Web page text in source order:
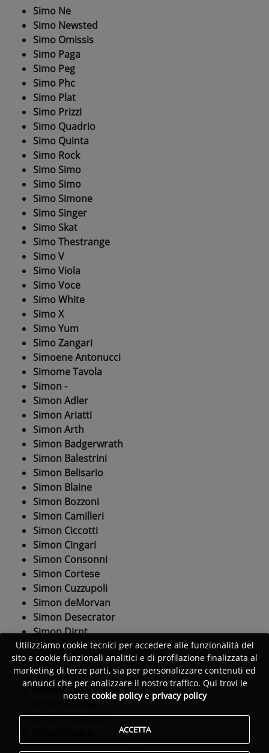
Simo Ne
Simo Newsted
Simo Omissis
Simo Paga
Simo Peg
Simo Phc
Simo Plat
Simo Prizzi
Simo Quadrio
Simo Quinta
Simo Rock
Simo Simo
Simo Simo
Simo Simone
Simo Singer
Simo Skat
Simo Thestrange
Simo V
Simo Viola
Simo Voce
Simo White
Simo X
Simo Yum
Simo Zangari
Simoene Antonucci
Simome Tavola
Simon -
Simon Adler
Simon Ariatti
Simon Arth
Simon Badgerwrath
Simon Balestrini
Simon Belisario
Simon Blaine
Simon Bozzoni
Simon Camilleri
Simon Ciccotti
Simon Cingari
Simon Consonni
Simon Cortese
Simon Cuzzupoli
Simon deMorvan
Simon Desecrator
Simon Dirnt
Simon Fadda
Simon Fantova
Simon Federici
simon fiore
Simon Funkbass
Utilizziamo cookie tecnici per accedere alle funzionalità del
sito e cookie funzionali analitici e di profilazione finalizzata al
marketing di terze parti, sia per personalizzare contenuti ed
annunci che per analizzare il nostro traffico. Qui trovi le
nostre cookie policye privacy policy
ACCETTA